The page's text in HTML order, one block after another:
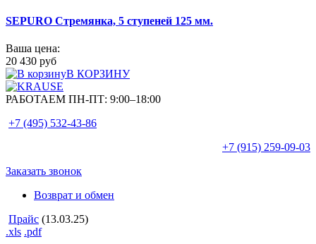
SEPURO Стремянка, 5 ступеней 125 мм.
Ваша цена:
20 430 руб
В КОРЗИНУ
РАБОТАЕМ ПН-ПТ: 9:00–18:00
+7 (495) 532-43-86
+7 (915) 259-09-03
Заказать звонок
Возврат и обмен
Прайс (13.03.25)
.xls .pdf